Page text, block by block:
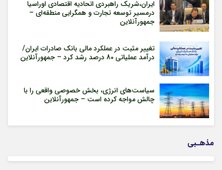
ایران،شریک راهبردی اتحادیه اقتصادی اوراسیا
درمسیر توسعه تجارت و همگرایی منطقه‌ای –
جمهورآنلاین
تغییر مثبت در عملکرد مالی بانک صادرات ایران/
درآمد عملیاتی 80 درصد رشد کرد – جمهورآنلاین
سیاست‌های انرژی، بخش خصوصی واقعی را با
چالش مواجه کرده است – جمهورآنلاین
مذهـبی